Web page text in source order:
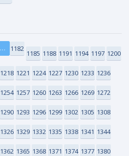
… 1182
1185 1188 1191 1194 1197 1200
1218 1221 1224 1227 1230 1233 1236
1254 1257 1260 1263 1266 1269 1272
1290 1293 1296 1299 1302 1305 1308
1326 1329 1332 1335 1338 1341 1344
1362 1365 1368 1371 1374 1377 1380